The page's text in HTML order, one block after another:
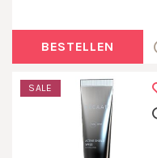
BESTELLEN
SALE